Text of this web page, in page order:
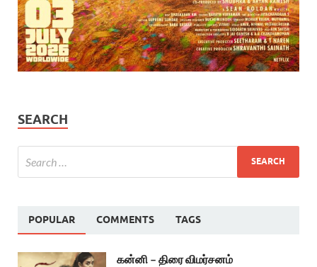
SEARCH
POPULAR COMMENTS TAGS
கன்னி – திரை விமர்சனம்